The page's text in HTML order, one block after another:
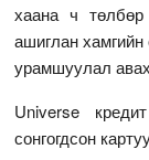
хаана ч төлбөр
ашиглан хамгийн
урамшуулал
Universe
сонгогдсон